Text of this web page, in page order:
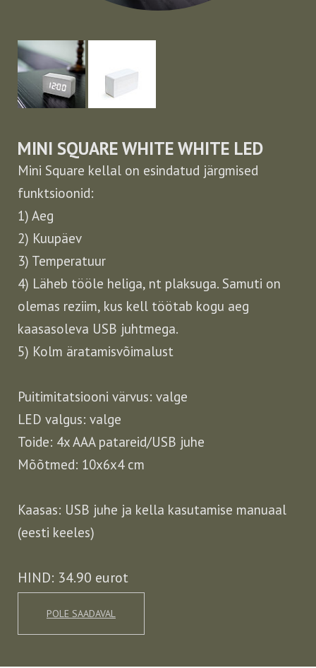
MINI SQUARE WHITE WHITE LED
Mini Square kellal on esindatud järgmised
funktsioonid:
1) Aeg
2) Kuupäev
3) Temperatuur
4) Läheb tööle heliga, nt plaksuga. Samuti on
olemas reziim, kus kell töötab kogu aeg
kaasasoleva USB juhtmega.
5) Kolm äratamisvõimalust
Puitimitatsiooni värvus: valge
LED valgus: valge
Toide: 4x AAA patareid/USB juhe
Mõõtmed: 10x6x4 cm
Kaasas: USB juhe ja kella kasutamise manuaal
(eesti keeles)
HIND: 34.90 eurot
POLE SAADAVAL